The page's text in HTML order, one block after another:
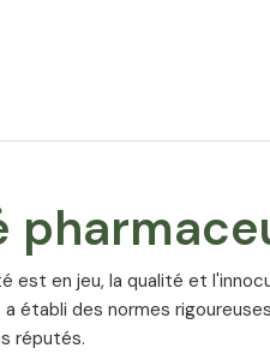
est en jeu, la qualité et
établi des normes
réputés.